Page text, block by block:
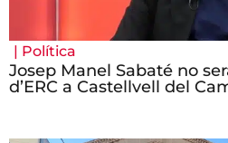
| Política
Josep Manel Sabaté no
d’ERC a Castellvell del